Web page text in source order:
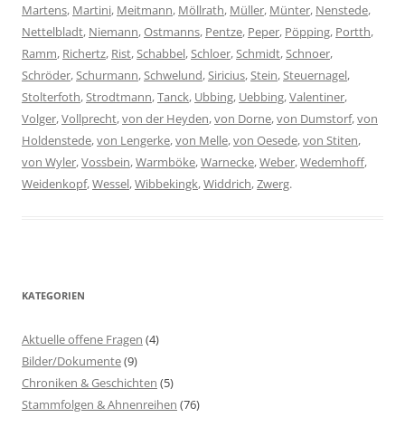
Martens, Martini, Meitmann, Möllrath, Müller, Münter, Nenstede,
Nettelbladt, Niemann,Ostmanns, Pentze, Peper, Pöpping, Portth,
Ramm, Richertz, Rist,Schabbel,Schloer,Schmidt,Schnoer,
Schröder,Schurmann,Schwelund,Siricius,Stein,Steuernagel,
Stolterfoth,Strodtmann,Tanck, Ubbing, Uebbing,Valentiner,
Volger,Vollprecht,von der Heyden,von Dorne,von Dumstorf,von
Holdenstede,von Lengerke,von Melle,von Oesede,von Stiten,
von Wyler,Vossbein,Warmböke,Warnecke,Weber,Wedemhoff,
Weidenkopf,Wessel,Wibbekingk,Widdrich,Zwerg.
KATEGORIEN
Aktuelle offene Fragen (4)
Bilder/Dokumente(9)
Chroniken & Geschichten (5)
Stammfolgen & Ahnenreihen (76)